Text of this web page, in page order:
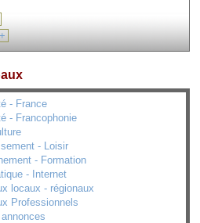
+
- France
- Francophonie
- Loisir
- Formation
- Internet
locaux - régionaux
Professionnels